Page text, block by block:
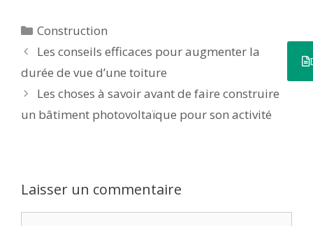
Construction
Les conseils efficaces pour augmenter la
durée de vue d’une toiture
Les choses à savoir avant de faire construire
un bâtiment photovoltaïque pour son activité
Laisser un commentaire